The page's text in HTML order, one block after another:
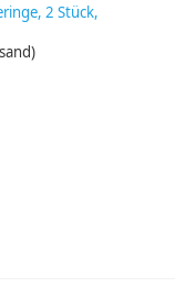
2 Stück,